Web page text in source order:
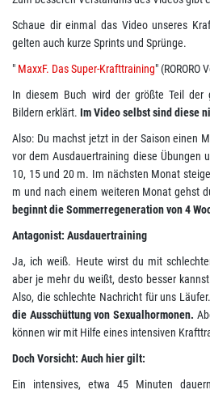
Schaue dir einmal das Video unseres
gelten auch kurze Sprints und Sprünge.
" MaxxF. Das Super-Krafttraining" (RORORO
In diesem Buch wird der größte Teil der
Bildern erklärt. Im Video selbst sind diese
Also: Du machst jetzt in der Saison einen
vor dem Ausdauertraining diese Übungen
10, 15 und 20 m. Im nächsten Monat
m und nach einem weiteren Monat gehst
beginnt die Sommerregeneration von 4
Antagonist: Ausdauertraining
Ja, ich weiß. Heute wirst du mit
aber je mehr du weißt, desto besser
Also, die schlechte Nachricht für uns
die Ausschüttung von Sexualhormonen.
können wir mit Hilfe eines intensiven
Doch Vorsicht: Auch hier gilt:
Ein intensives, etwa 45 Minuten